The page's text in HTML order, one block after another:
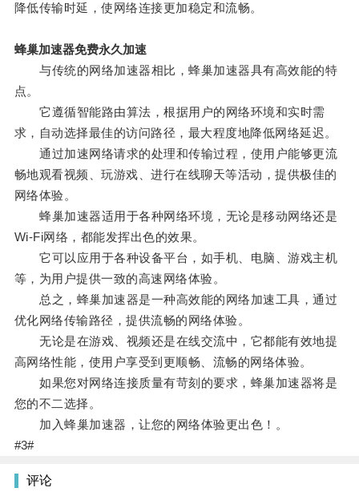
降低传输时延，使网络连接更加稳定和流畅。
蜂巢加速器免费永久加速
与传统的网络加速器相比，蜂巢加速器具有高效能的特
点。
它遵循智能路由算法，根据用户的网络环境和实时需
求，自动选择最佳的访问路径，最大程度地降低网络延迟。
通过加速网络请求的处理和传输过程，使用户能够更流
畅地观看视频、玩游戏、进行在线聊天等活动，提供极佳的
网络体验。
蜂巢加速器适用于各种网络环境，无论是移动网络还是
Wi-Fi网络，都能发挥出色的效果。
它可以应用于各种设备平台，如手机、电脑、游戏主机
等，为用户提供一致的高速网络体验。
总之，蜂巢加速器是一种高效能的网络加速工具，通过
优化网络传输路径，提供流畅的网络体验。
无论是在游戏、视频还是在线交流中，它都能有效地提
高网络性能，使用户享受到更顺畅、流畅的网络体验。
如果您对网络连接质量有苛刻的要求，蜂巢加速器将是
您的不二选择。
加入蜂巢加速器，让您的网络体验更出色！。
#3#
评论